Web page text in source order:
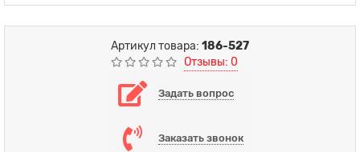
Артикул товара: 186-527
Отзывы: 0
Задать вопрос
Заказать звонок